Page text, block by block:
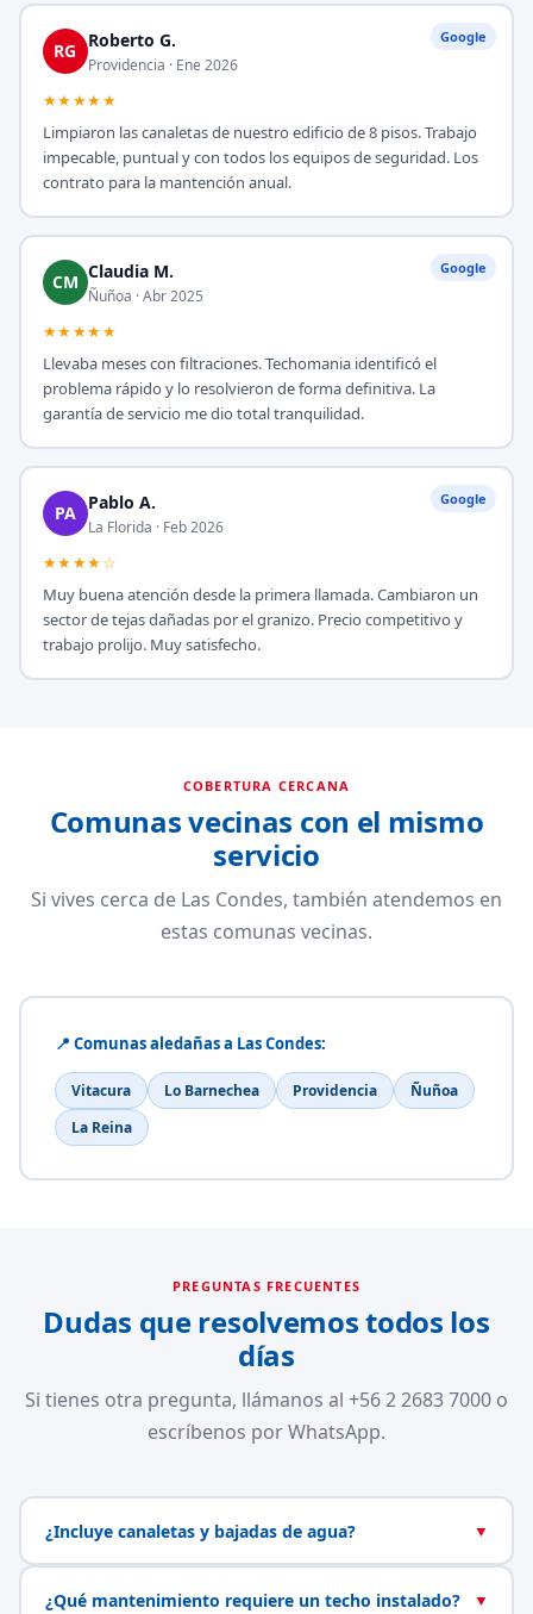
Google
RG Roberto G.
Providencia · Ene 2026
★★★★★
Limpiaron las canaletas de nuestro edificio de 8 pisos. Trabajo
impecable, puntual y con todos los equipos de seguridad. Los
contrato para la mantención anual.
Google
CM Claudia M.
Ñuñoa · Abr 2025
★★★★★
Llevaba meses con filtraciones. Techomania identificó el
problema rápido y lo resolvieron de forma definitiva. La
garantía de servicio me dio total tranquilidad.
Google
PA Pablo A.
La Florida · Feb 2026
★★★★☆
Muy buena atención desde la primera llamada. Cambiaron un
sector de tejas dañadas por el granizo. Precio competitivo y
trabajo prolijo. Muy satisfecho.
COBERTURA CERCANA
Comunas vecinas con el mismo
servicio
Si vives cerca de Las Condes, también atendemos en
estas comunas vecinas.
📍 Comunas aledañas a Las Condes:
Vitacura Lo Barnechea Providencia
Ñuñoa
La Reina
PREGUNTAS FRECUENTES
Dudas que resolvemos todos los
días
Si tienes otra pregunta, llámanos al +56 2 2683 7000 o
escríbenos por WhatsApp.
¿Incluye canaletas y bajadas de agua? ▼
¿Qué mantenimiento requiere un techo instalado? ▼